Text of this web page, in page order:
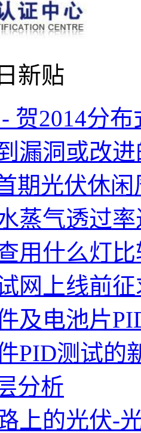
新贴
贺2014分
漏洞或改
期光伏休
蒸气透过
用什么灯
网上线前
及电池片
PID测试的
分析
上的光伏-